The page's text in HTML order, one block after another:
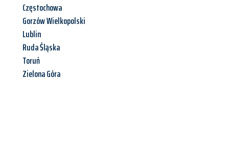
Częstochowa
Gorzów Wielkopolski
Lublin
Ruda Śląska
Toruń
Zielona Góra